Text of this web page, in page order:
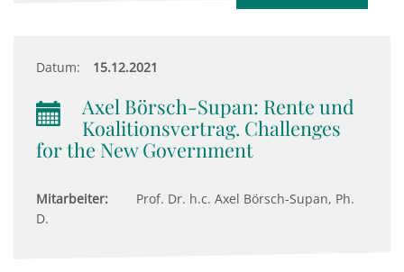
Datum: 15.12.2021
Axel Börsch-Supan: Rente und
Koalitionsvertrag. Challenges
for the New Government
Mitarbeiter:
Prof. Dr. h.c. Axel Börsch-Supan, Ph.
D.